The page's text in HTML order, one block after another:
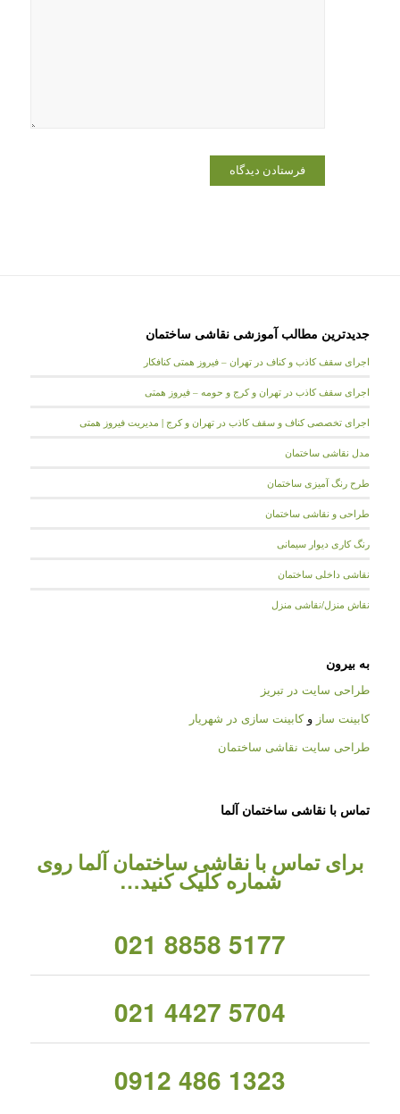
جدیدترین مطالب آموزشی نقاشی ساختمان
اجرای سقف کاذب و کناف در تهران – فیروز همتی کنافکار
اجرای سقف کاذب در تهران و کرج و حومه – فیروز همتی
اجرای تخصصی کناف و سقف کاذب در تهران و کرج | مدیریت فیروز همتی
مدل نقاشی ساختمان
طرح رنگ آمیزی ساختمان
طراحی و نقاشی ساختمان
رنگ کاری دیوار سیمانی
نقاشی داخلی ساختمان
نقاش منزل/نقاشی منزل
به بیرون
طراحی سایت در تبریز
کابینت ساز وکابینت سازی در شهریار
طراحی سایت نقاشی ساختمان
تماس با نقاشی ساختمان آلما
برای تماس با نقاشی ساختمان آلما روی
شماره کلیک کنید…
021 8858 5177
021 4427 5704
0912 486 1323